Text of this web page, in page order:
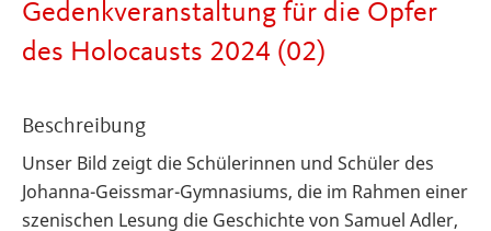
Gedenkveranstaltung für die Opfer
des Holocausts 2024 (02)
Beschreibung
Unser Bild zeigt die Schülerinnen und Schüler des
Johanna-Geissmar-Gymnasiums, die im Rahmen einer
szenischen Lesung die Geschichte von Samuel Adler,